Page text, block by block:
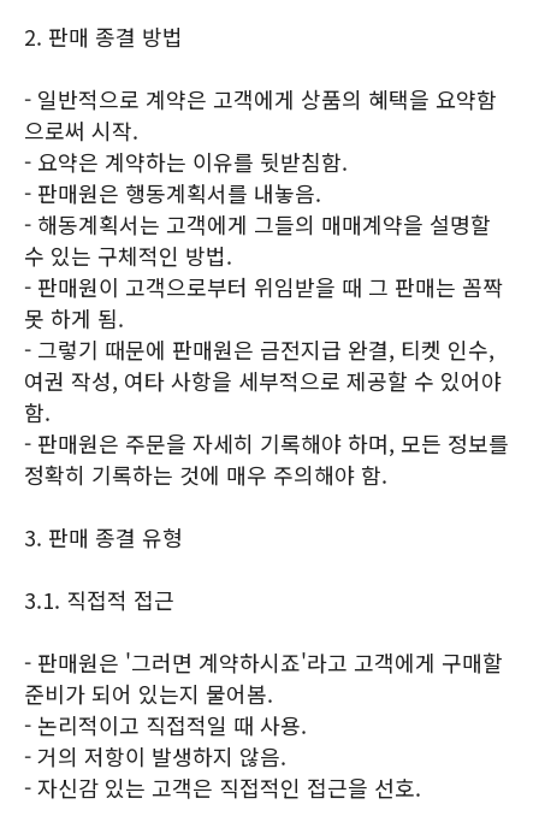
2. 판매 종결 방법
- 일반적으로 계약은 고객에게 상품의 혜택을 요약함
으로써 시작.
- 요약은 계약하는 이유를 뒷받침함.
- 판매원은 행동계획서를 내놓음.
- 해동계획서는 고객에게 그들의 매매계약을 설명할
수 있는 구체적인 방법.
- 판매원이 고객으로부터 위임받을 때 그 판매는 꼼짝
못 하게 됨.
- 그렇기 때문에 판매원은 금전지급 완결, 티켓 인수,
여권 작성, 여타 사항을 세부적으로 제공할 수 있어야
함.
- 판매원은 주문을 자세히 기록해야 하며, 모든 정보를
정확히 기록하는 것에 매우 주의해야 함.
3. 판매 종결 유형
3.1. 직접적 접근
- 판매원은 '그러면 계약하시죠'라고 고객에게 구매할
준비가 되어 있는지 물어봄.
- 논리적이고 직접적일 때 사용.
- 거의 저항이 발생하지 않음.
- 자신감 있는 고객은 직접적인 접근을 선호.